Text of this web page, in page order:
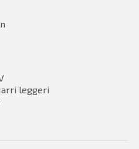
leggeri